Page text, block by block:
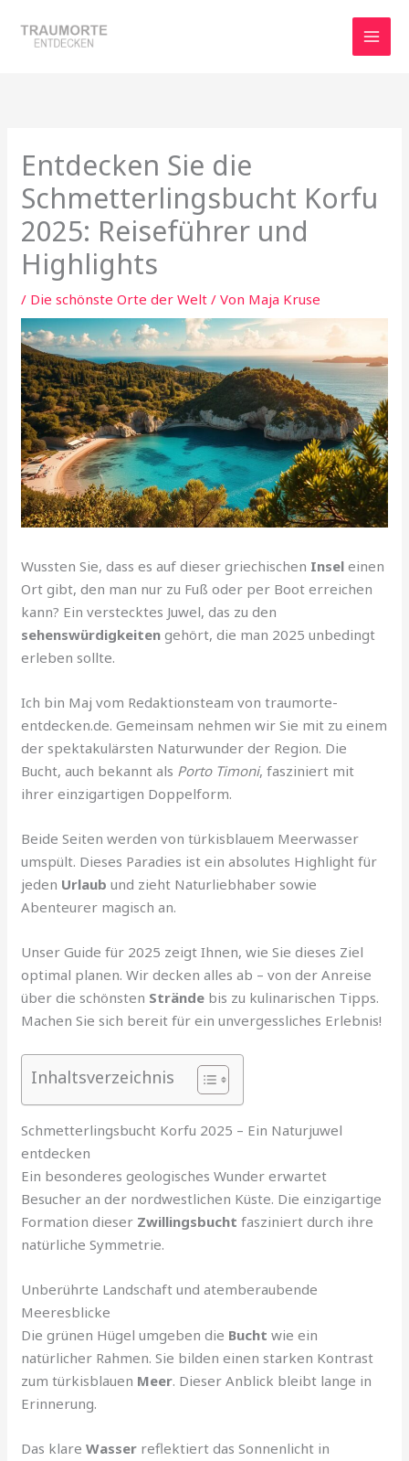
Inhalt
Entdecken Sie die
Schmetterlingsbucht Korfu
2025: Reiseführer und
Highlights
/ Die schönste Orte der Welt / Von Maja Kruse
Wussten Sie, dass es auf dieser griechischen Insel einen
Ort gibt, den man nur zu Fuß oder per Boot erreichen
kann? Ein verstecktes Juwel, das zu den
sehenswürdigkeiten gehört, die man 2025 unbedingt
erleben sollte.
Ich bin Maj vom Redaktionsteam von traumorte-
entdecken.de. Gemeinsam nehmen wir Sie mit zu einem
der spektakulärsten Naturwunder der Region. Die
Bucht, auch bekannt als Porto Timoni, fasziniert mit
ihrer einzigartigen Doppelform.
Beide Seiten werden von türkisblauem Meerwasser
umspült. Dieses Paradies ist ein absolutes Highlight für
jeden Urlaub und zieht Naturliebhaber sowie
Abenteurer magisch an.
Unser Guide für 2025 zeigt Ihnen, wie Sie dieses Ziel
optimal planen. Wir decken alles ab – von der Anreise
über die schönsten Strände bis zu kulinarischen Tipps.
Machen Sie sich bereit für ein unvergessliches Erlebnis!
Inhaltsverzeichnis
Schmetterlingsbucht Korfu 2025 – Ein Naturjuwel
entdecken
Ein besonderes geologisches Wunder erwartet
Besucher an der nordwestlichen Küste. Die einzigartige
Formation dieser Zwillingsbucht fasziniert durch ihre
natürliche Symmetrie.
Unberührte Landschaft und atemberaubende
Meeresblicke
Die grünen Hügel umgeben die Bucht wie ein
natürlicher Rahmen. Sie bilden einen starken Kontrast
zum türkisblauen Meer. Dieser Anblick bleibt lange in
Erinnerung.
Das klareWasser reflektiert das Sonnenlicht in